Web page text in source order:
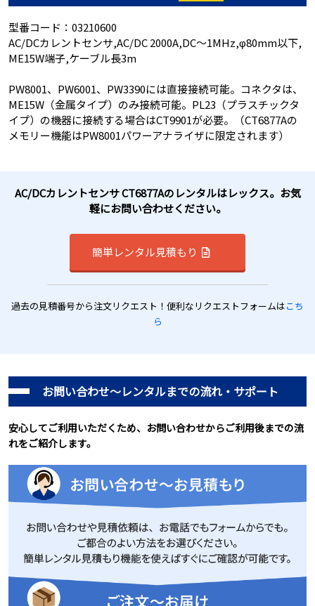
型番コード：03210600
AC/DCカレントセンサ,AC/DC 2000A,DC～1MHz,φ80mm以下,
ME15W端子,ケーブル長3m
PW8001、PW6001、PW3390には直接接続可能。コネクタは、
ME15W（金属タイプ）のみ接続可能。PL23（プラスチックタ
イプ）の機器に接続する場合はCT9901が必要。（CT6877Aの
メモリー機能はPW8001パワーアナライザに限定されます）
AC/DCカレントセンサ CT6877Aのレンタルはレックス。お気
軽にお問い合わせください。
簡単レンタル見積もり
過去の見積番号から注文リクエスト！便利なリクエストフォームはこち
ら
お問い合わせ～レンタルまでの流れ・サポート
安心してご利用いただくため、お問い合わせからご利用後までの流
れをご紹介します。